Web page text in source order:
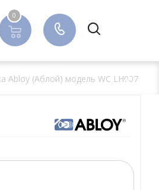
0
0
Abloy (Аблой) модель WC LH007